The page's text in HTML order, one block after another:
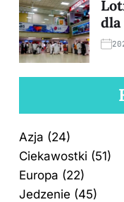
Azja (24)
Ciekawostki (51)
Europa (22)
Jedzenie (45)